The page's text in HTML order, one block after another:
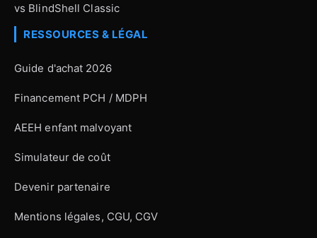
vs BlindShell Classic
RESSOURCES & LÉGAL
Guide d'achat 2026
Financement PCH / MDPH
AEEH enfant malvoyant
Simulateur de coût
Devenir partenaire
Mentions légales, CGU, CGV